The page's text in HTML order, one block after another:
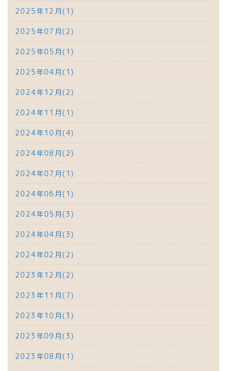
2025年12月(1)
2025年07月(2)
2025年05月(1)
2025年04月(1)
2024年12月(2)
2024年11月(1)
2024年10月(4)
2024年08月(2)
2024年07月(1)
2024年06月(1)
2024年05月(3)
2024年04月(3)
2024年02月(2)
2023年12月(2)
2023年11月(7)
2023年10月(3)
2023年09月(3)
2023年08月(1)